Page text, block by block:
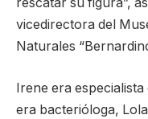
vicedirectora del
Naturales
Irene era
era bacterióloga,